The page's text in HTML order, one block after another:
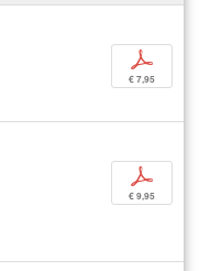
p
€ 7,95
p
€ 9,95